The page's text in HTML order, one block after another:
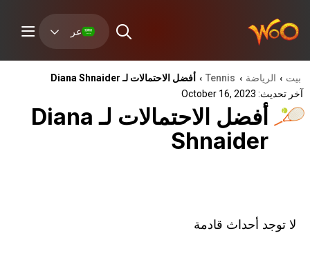
عر
بيت › الرياضة ›
Tennis
› أفضل الاحتمالات لـ Diana Shnaider
آخر تحديث: October 16, 2023
أفضل الاحتمالات لـ Diana
Shnaider
لا توجد أحداث قادمة